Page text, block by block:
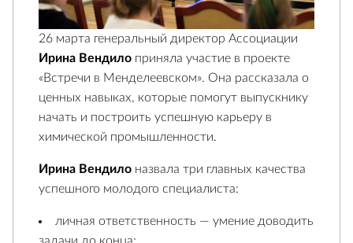
26 марта генеральный директор Ассоциации
Ирина Вендило приняла участие в проекте
«Встречи в Менделеевском». Она рассказала о
ценных навыках, которые помогут выпускнику
начать и построить успешную карьеру в
химической промышленности.
Ирина Вендило назвала три главных качества
успешного молодого специалиста:
личная ответственность — умение доводить